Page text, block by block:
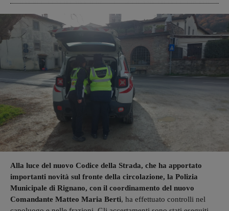
Alla luce del nuovo Codice della Strada, che ha apportato
importanti novità sul fronte della circolazione, la Polizia
Municipale di Rignano, con il coordinamento del nuovo
Comandante Matteo Maria Berti, ha effettuato controlli nel